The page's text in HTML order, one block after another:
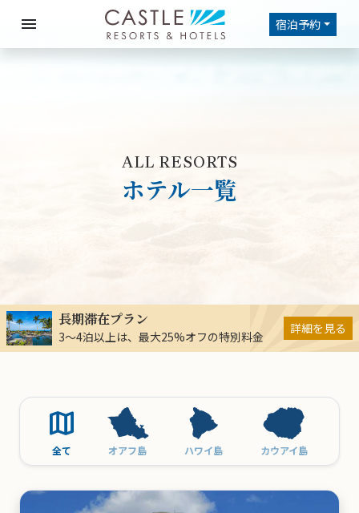
menu 宿泊予約
ALL RESORTS
ホテル一覧
長期滞在プラン
3～4泊以上は、最大25%オフの特別料金
詳細を見る
map
全て オアフ島 ハワイ島 カウアイ島